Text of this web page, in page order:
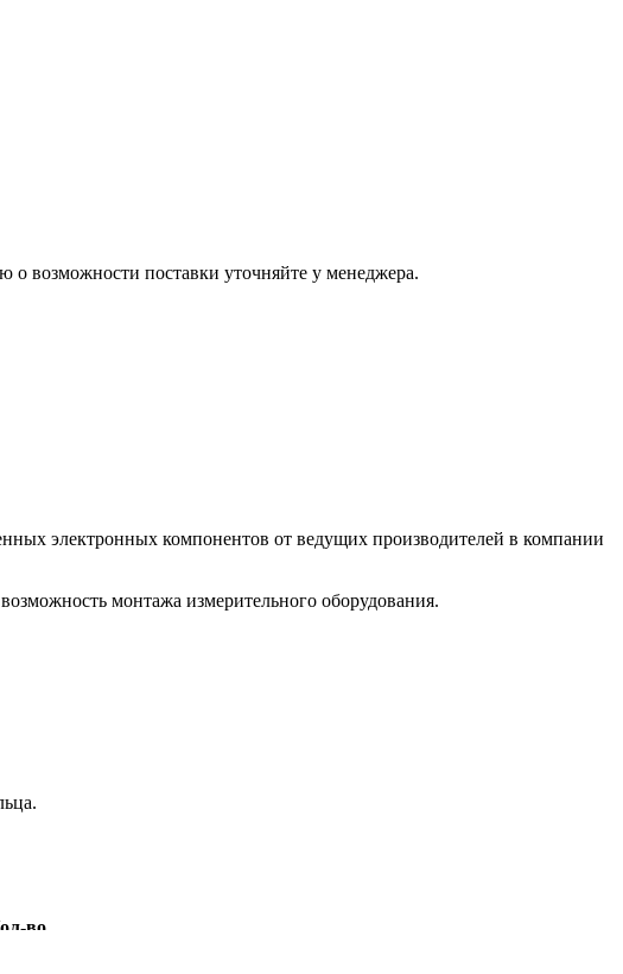
возможности поставки уточняйте у менеджера.
электронных компонентов от ведущих производителей в компании
монтажа измерительного оборудования.
во